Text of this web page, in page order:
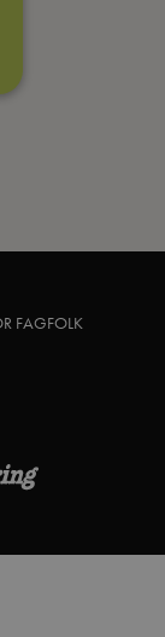
FAGFOLK